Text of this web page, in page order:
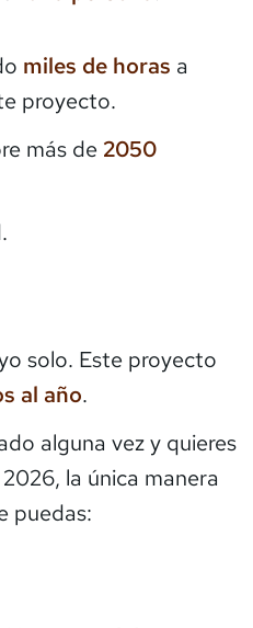
miles de horas a
proyecto.
más de 2050
solo. Este proyecto
al año.
alguna vez y quieres
la única manera
puedas: